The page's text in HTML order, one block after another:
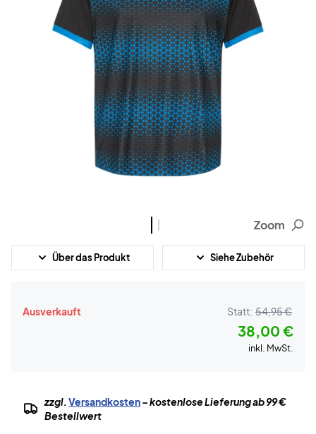
Zoom
Über das Produkt Siehe Zubehör
Ausverkauft Statt: 54,95 €
38,00 €
inkl. MwSt.
zzgl.Versandkosten– kostenlose Lieferung ab 99 €
Bestellwert